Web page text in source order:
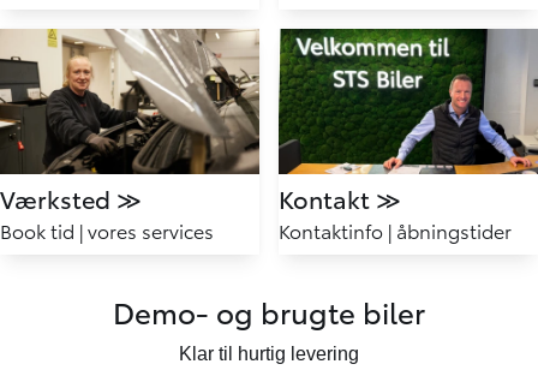
Værksted ≫
Book tid | vores services
Kontakt ≫
Kontaktinfo | åbningstider
Demo- og brugte biler
Klar til hurtig levering